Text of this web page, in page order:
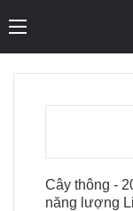
Cây thông -
năng lượng